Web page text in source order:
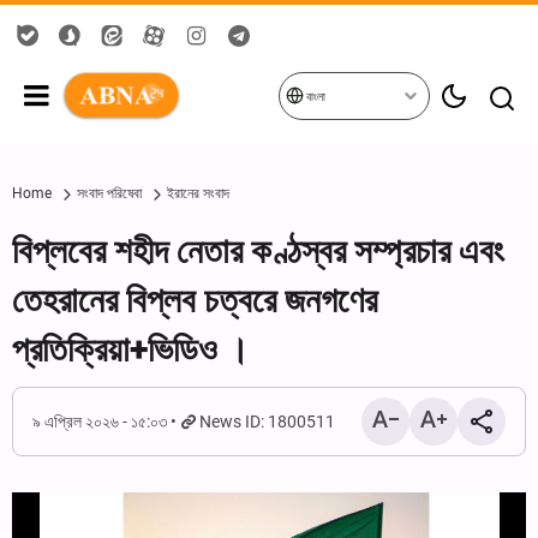
বাংলা
Home সংবাদ পরিষেবা ইরানের সংবাদ
বিপ্লবের শহীদ নেতার কণ্ঠস্বর সম্প্রচার এবং
তেহরানের বিপ্লব চত্বরে জনগণের
প্রতিক্রিয়া+ভিডিও ।
৯ এপ্রিল ২০২৬ - ১৫:০৩ News ID: 1800511